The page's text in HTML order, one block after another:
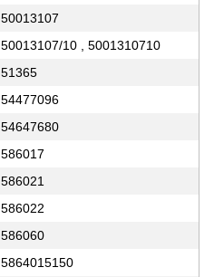
50013107
50013107/10 , 5001310710
51365
54477096
54647680
586017
586021
586022
586060
5864015150